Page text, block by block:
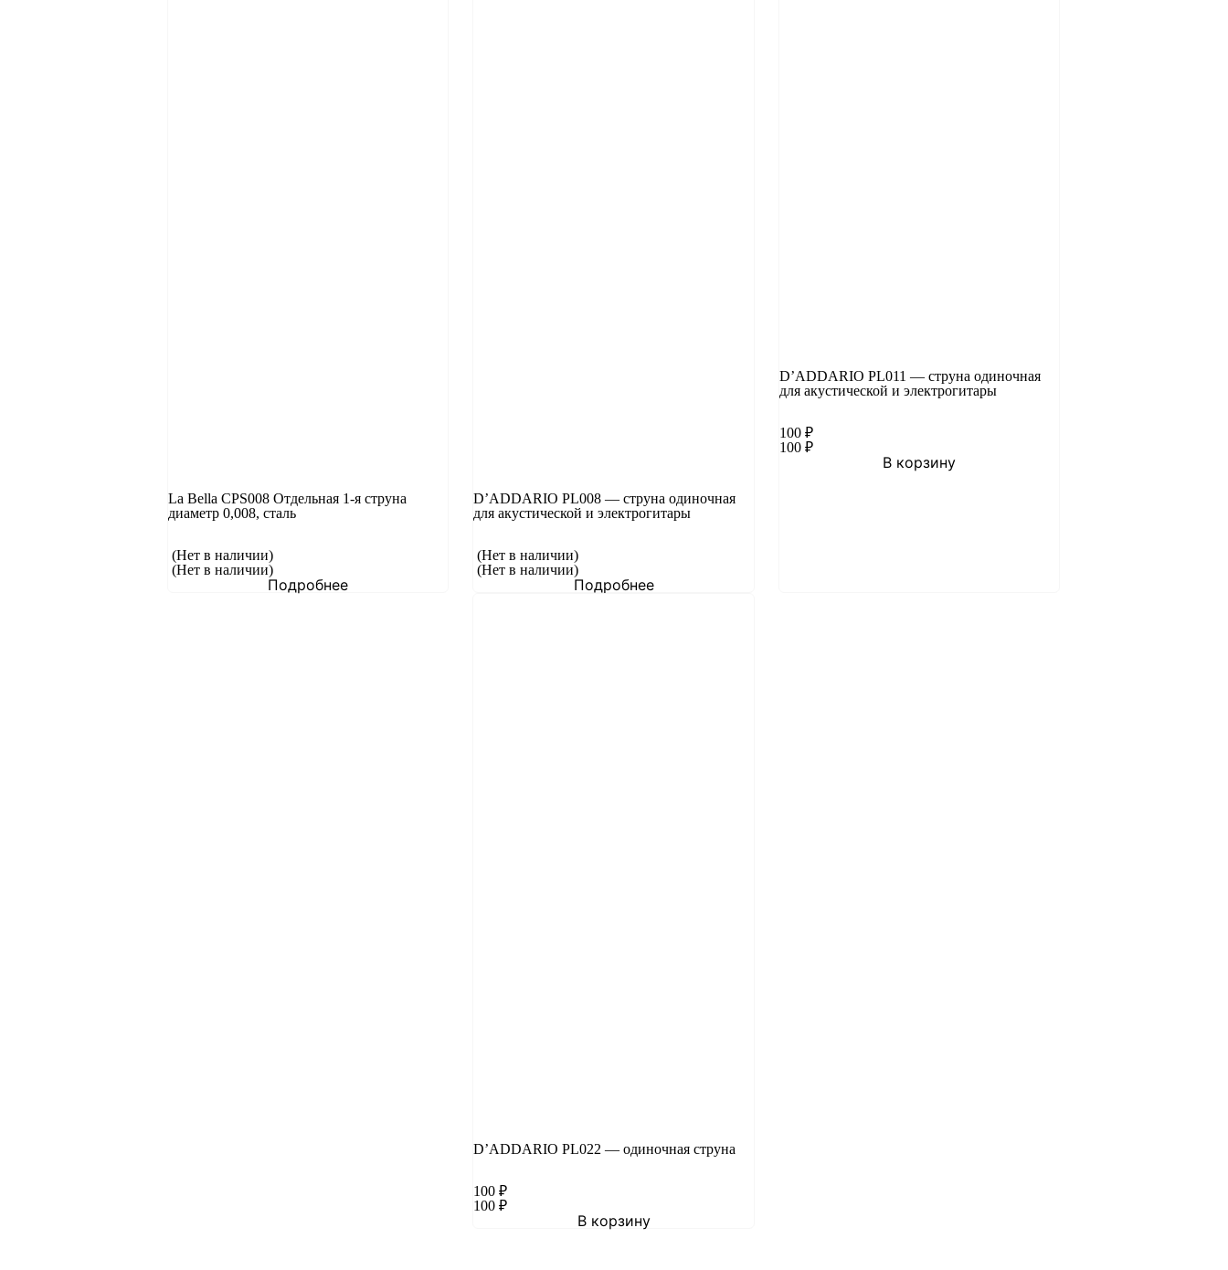
La Bella CPS008 Отдельная 1-я струна
диаметр 0,008, сталь
(Нет в наличии)
(Нет в наличии)
Подробнее
D’ADDARIO PL008 — струна одиночная
для акустической и электрогитары
(Нет в наличии)
(Нет в наличии)
Подробнее
D’ADDARIO PL011 — струна одиночная
для акустической и электрогитары
100 ₽
100 ₽
В корзину
D’ADDARIO PL022 — одиночная струна
100₽
100₽
В корзину